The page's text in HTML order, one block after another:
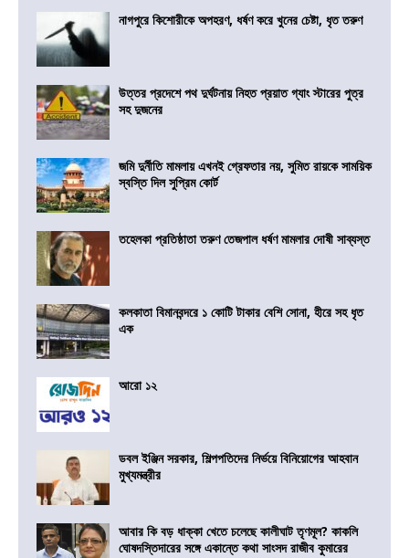
নাগপুরে কিশোরীকে অপহরণ, ধর্ষণ করে খুনের চেষ্টা, ধৃত তরুণ
উত্তর প্রদেশে পথ দুর্ঘটনায় নিহত প্রয়াত গ্যাং স্টারের পুত্র
সহ দুজনের
জমি দুর্নীতি মামলায় এখনই গ্রেফতার নয়, সুমিত রায়কে সাময়িক
স্বস্তি দিল সুপ্রিম কোর্ট
তহেলকা প্রতিষ্ঠাতা তরুণ তেজপাল ধর্ষণ মামলার দোষী সাব্যস্ত
কলকাতা বিমানবন্দরে ১ কোটি টাকার বেশি সোনা, হীরে সহ ধৃত
এক
আরো ১২
ডবল ইঞ্জিন সরকার, শিল্পপতিদের নির্ভয়ে বিনিয়োগের আহবান
মুখ্যমন্ত্রীর
আবার কি বড় ধাক্কা খেতে চলেছে কালীঘাট তৃণমূল? কাকলি
ঘোষদস্তিদারের সঙ্গে একান্তে কথা সাংসদ রাজীব কুমারের